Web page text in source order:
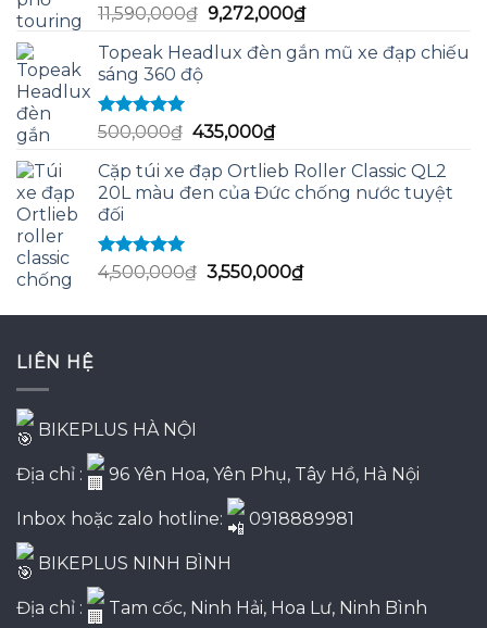
Được xếp
hạng
5.00
sao
11,590,000₫ Giá
là:
9,272,000₫Giá
tại
Topeak Headlux đèn gắn mũ xe đạp chiếu
sáng 360 độ
Được xếp
hạng
sao
500,000₫ Giá
là:
500,000₫.
435,000₫Giá
tại
là:
Cặp túi xe đạp Ortlieb Roller Classic QL2
20L màu đen của Đức chống nước tuyệt
đối
Được xếp
hạng
5.00
4,500,000₫ Giá
là:
3,550,000₫Giá
tại
LIÊN HỆ
BIKEPLUS HÀ NỘI
Địa chỉ : 96 Yên Hoa, Yên Phụ, Tây Hồ, Hà Nội
Inbox hoặc zalo hotline: 0918889981
BIKEPLUS NINH BÌNH
Địa chỉ : Tam cốc, Ninh Hải, Hoa Lư, Ninh Bình